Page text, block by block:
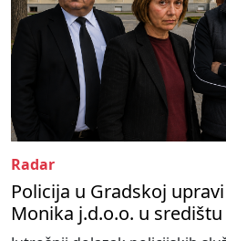
Radar
Policija u Gradskoj
Monika j.d.o.o. u